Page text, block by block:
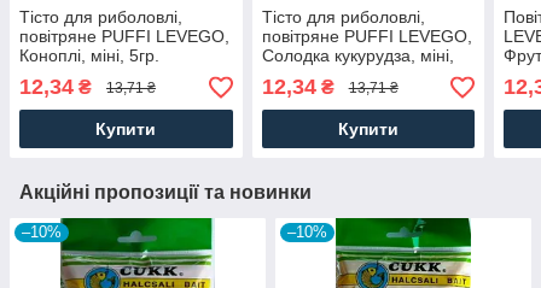
Тісто для риболовлі,
повітряне PUFFI LEVEGO,
Коноплі, міні, 5гр.
12,34 ₴ 13,71 ₴
Купити
Тісто для риболовлі,
повітряне PUFFI LEVEGO,
Солодка кукурудза, міні,
5гр.
12,34₴ 13,71 ₴
Купити
Акційні пропозиції та новинки
–10% –10%